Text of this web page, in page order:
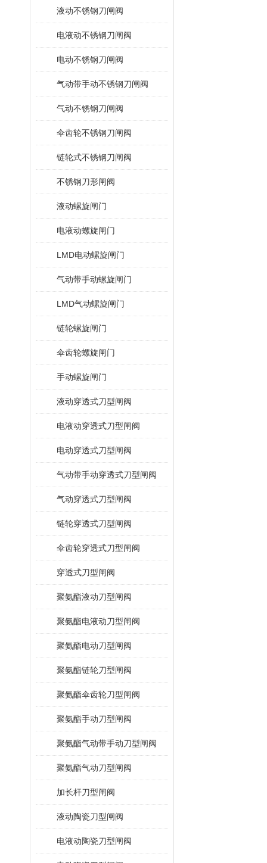
液动不锈钢刀闸阀
电液动不锈钢刀闸阀
电动不锈钢刀闸阀
气动带手动不锈钢刀闸阀
气动不锈钢刀闸阀
伞齿轮不锈钢刀闸阀
链轮式不锈钢刀闸阀
不锈钢刀形闸阀
液动螺旋闸门
电液动螺旋闸门
LMD电动螺旋闸门
气动带手动螺旋闸门
LMD气动螺旋闸门
链轮螺旋闸门
伞齿轮螺旋闸门
手动螺旋闸门
液动穿透式刀型闸阀
电液动穿透式刀型闸阀
电动穿透式刀型闸阀
气动带手动穿透式刀型闸阀
气动穿透式刀型闸阀
链轮穿透式刀型闸阀
伞齿轮穿透式刀型闸阀
穿透式刀型闸阀
聚氨酯液动刀型闸阀
聚氨酯电液动刀型闸阀
聚氨酯电动刀型闸阀
聚氨酯链轮刀型闸阀
聚氨酯伞齿轮刀型闸阀
聚氨酯手动刀型闸阀
聚氨酯气动带手动刀型闸阀
聚氨酯气动刀型闸阀
加长杆刀型闸阀
液动陶瓷刀型闸阀
电液动陶瓷刀型闸阀